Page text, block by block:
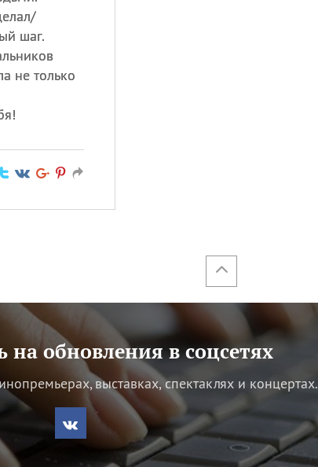
шаг.
не только
обновления в соцсетях
выставках, спектаклях и концертах.